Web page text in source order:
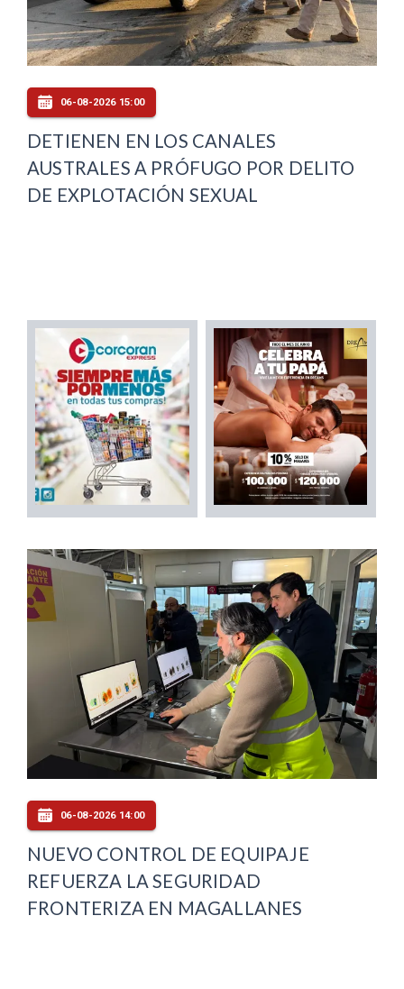
06-08-2026 15:00
DETIENEN EN LOS CANALES
AUSTRALES A PRÓFUGO POR DELITO
DE EXPLOTACIÓN SEXUAL
06-08-2026 14:00
NUEVO CONTROL DE EQUIPAJE
REFUERZA LA SEGURIDAD
FRONTERIZA EN MAGALLANES